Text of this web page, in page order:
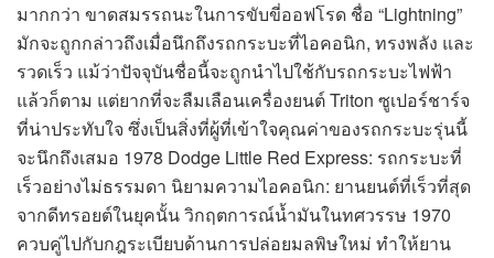
มากกว่า ขาดสมรรถนะในการขับขี่ออฟโรด ชื่อ “Lightning”
มักจะถูกกล่าวถึงเมื่อนึกถึงรถกระบะที่ไอคอนิก, ทรงพลัง และ
รวดเร็ว แม้ว่าปัจจุบันชื่อนี้จะถูกนำไปใช้กับรถกระบะไฟฟ้า
แล้วก็ตาม แต่ยากที่จะลืมเลือนเครื่องยนต์ Triton ซูเปอร์ชาร์จ
ที่น่าประทับใจ ซึ่งเป็นสิ่งที่ผู้ที่เข้าใจคุณค่าของรถกระบะรุ่นนี้
จะนึกถึงเสมอ 1978 Dodge Little Red Express: รถกระบะที่
เร็วอย่างไม่ธรรมดา นิยามความไอคอนิก: ยานยนต์ที่เร็วที่สุด
จากดีทรอยต์ในยุคนั้น วิกฤตการณ์น้ำมันในทศวรรษ 1970
ควบคู่ไปกับกฎระเบียบด้านการปล่อยมลพิษใหม่ ทำให้ยาน